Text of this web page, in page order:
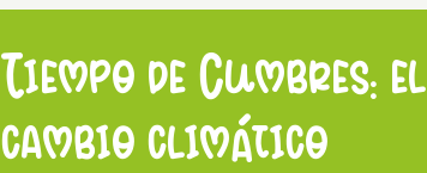
Tiempo de Cumbres:
cambio climático